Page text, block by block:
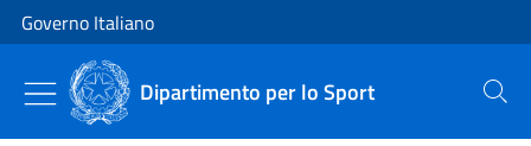
Vai al contenuto
Vai alla navigazione del sito
Governo Italiano
Dipartimento per lo Sport Cerca